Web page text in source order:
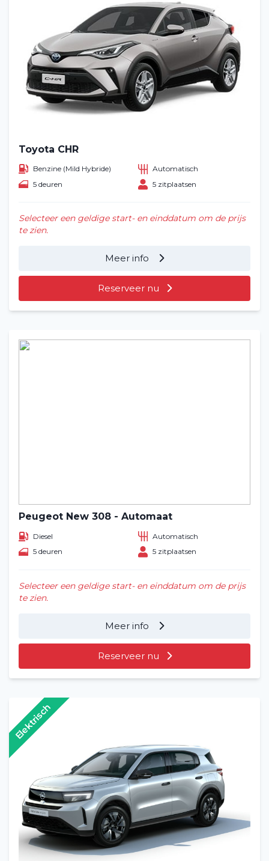
Toyota CHR
Benzine (Mild Hybride)
Automatisch
5 deuren
5 zitplaatsen
Selecteer een geldige start- en einddatum om de prijs
te zien.
Meer info
Reserveer nu
Peugeot New 308 - Automaat
Diesel
Automatisch
5 deuren
5 zitplaatsen
Selecteer een geldige start- en einddatum om de prijs
te zien.
Meer info
Reserveer nu
Elektrisch